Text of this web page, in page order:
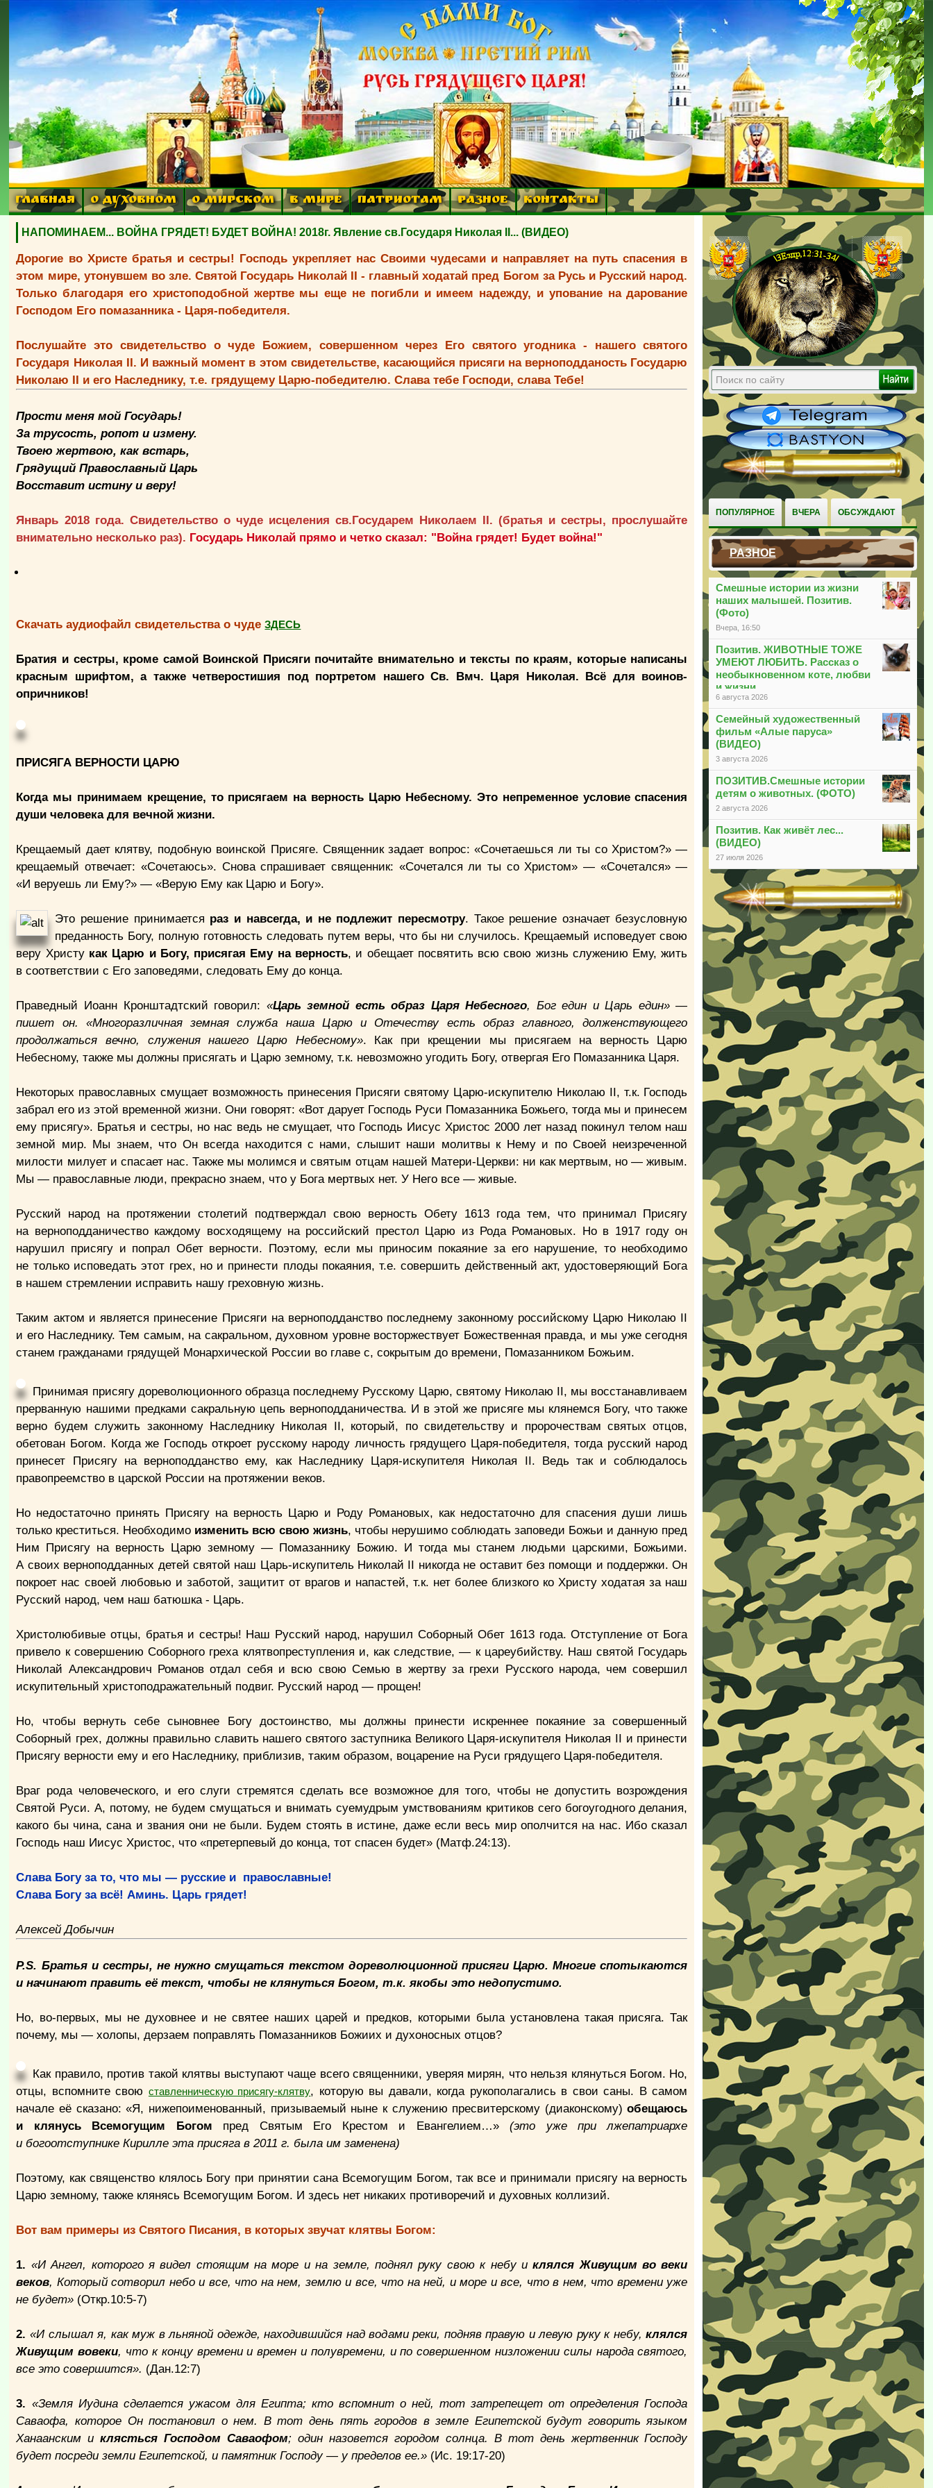
ГЛАВНАЯ О ДУХОВНОМ О МИРСКОМ В МИРЕ ПАТРИОТАМ РАЗНОЕ КОНТАКТЫ
ПОПУЛЯРНОЕ ВЧЕРА ОБСУЖДАЮТ
РАЗНОЕ
Смешные истории из жизни
наших малышей. Позитив.
(Фото)
Вчера, 16:50
Позитив. ЖИВОТНЫЕ ТОЖЕ
УМЕЮТ ЛЮБИТЬ. Рассказ о
необыкновенном коте, любви
и жизни
6 августа 2026
Семейный художественный
фильм «Алые паруса»
(ВИДЕО)
3 августа 2026
ПОЗИТИВ.Смешные истории
детям о животных. (ФОТО)
2 августа 2026
Позитив. Как живёт лес...
(ВИДЕО)
27 июля 2026
НАПОМИНАЕМ... ВОЙНА ГРЯДЕТ! БУДЕТ ВОЙНА! 2018г. Явление св.Государя Николая II... (ВИДЕО)
Дорогие во Христе братья и сестры! Господь укрепляет нас Своими чудесами и направляет на путь спасения в
этом мире, утонувшем во зле. Святой Государь Николай II - главный ходатай пред Богом за Русь и Русский народ.
Только благодаря его христоподобной жертве мы еще не погибли и имеем надежду, и упование на дарование
Господом Его помазанника - Царя-победителя.
Послушайте это свидетельство о чуде Божием, совершенном через Его святого угодника - нашего святого
Государя Николая II. И важный момент в этом свидетельстве, касающийся присяги на верноподданость Государю
Николаю II и его Наследнику, т.е. грядущему Царю-победителю. Слава тебе Господи, слава Тебе!
Прости меня мой Государь!
За трусость, ропот и измену.
Твоею жертвою, как встарь,
Грядущий Православный Царь
Восставит истину и веру!
Январь 2018 года. Свидетельство о чуде исцеления св.Государем Николаем II. (братья и сестры, прослушайте
внимательно несколько раз). Государь Николай прямо и четко сказал: "Война грядет! Будет война!"
Скачать аудиофайл свидетельства о чуде ЗДЕСЬ
Братия и сестры, кроме самой Воинской Присяги почитайте внимательно и тексты по краям, которые написаны
красным шрифтом, а также четверостишия под портретом нашего Св. Вмч. Царя Николая. Всё для воинов-
опричников!
ПРИСЯГА ВЕРНОСТИ ЦАРЮ
Когда мы принимаем крещение, то присягаем на верность Царю Небесному. Это непременное условие спасения
души человека для вечной жизни.
Крещаемый дает клятву, подобную воинской Присяге. Священник задает вопрос: «Сочетаешься ли ты со Христом?» —
крещаемый отвечает: «Сочетаюсь». Снова спрашивает священник: «Сочетался ли ты со Христом» — «Сочетался» —
«И веруешь ли Ему?» — «Верую Ему как Царю и Богу».
Это решение принимается раз и навсегда, и не подлежит пересмотру. Такое решение означает безусловную
преданность Богу, полную готовность следовать путем веры, что бы ни случилось. Крещаемый исповедует свою
веру Христу как Царю и Богу, присягая Ему на верность, и обещает посвятить всю свою жизнь служению Ему, жить
в соответствии с Его заповедями, следовать Ему до конца.
Праведный Иоанн Кронштадтский говорил: «Царь земной есть образ Царя Небесного, Бог един и Царь един» —
пишет он. «Многоразличная земная служба наша Царю и Отечеству есть образ главного, долженствующего
продолжаться вечно, служения нашего Царю Небесному». Как при крещении мы присягаем на верность Царю
Небесному, также мы должны присягать и Царю земному, т.к. невозможно угодить Богу, отвергая Его Помазанника Царя.
Некоторых православных смущает возможность принесения Присяги святому Царю-искупителю Николаю II, т.к. Господь
забрал его из этой временной жизни. Они говорят: «Вот дарует Господь Руси Помазанника Божьего, тогда мы и принесем
ему присягу». Братья и сестры, но нас ведь не смущает, что Господь Иисус Христос 2000 лет назад покинул телом наш
земной мир. Мы знаем, что Он всегда находится с нами, слышит наши молитвы к Нему и по Своей неизреченной
милости милует и спасает нас. Также мы молимся и святым отцам нашей Матери-Церкви: ни как мертвым, но — живым.
Мы — православные люди, прекрасно знаем, что у Бога мертвых нет. У Него все — живые.
Русский народ на протяжении столетий подтверждал свою верность Обету 1613 года тем, что принимал Присягу
на верноподданичество каждому восходящему на российский престол Царю из Рода Романовых. Но в 1917 году он
нарушил присягу и попрал Обет верности. Поэтому, если мы приносим покаяние за его нарушение, то необходимо
не только исповедать этот грех, но и принести плоды покаяния, т.е. совершить действенный акт, удостоверяющий Бога
в нашем стремлении исправить нашу греховную жизнь.
Таким актом и является принесение Присяги на верноподданство последнему законному российскому Царю Николаю II
и его Наследнику. Тем самым, на сакральном, духовном уровне восторжествует Божественная правда, и мы уже сегодня
станем гражданами грядущей Монархической России во главе с, сокрытым до времени, Помазанником Божьим.
Принимая присягу дореволюционного образца последнему Русскому Царю, святому Николаю II, мы восстанавливаем
прерванную нашими предками сакральную цепь верноподданичества. И в этой же присяге мы клянемся Богу, что также
верно будем служить законному Наследнику Николая II, который, по свидетельству и пророчествам святых отцов,
обетован Богом. Когда же Господь откроет русскому народу личность грядущего Царя-победителя, тогда русский народ
принесет Присягу на верноподданство ему, как Наследнику Царя-искупителя Николая II. Ведь так и соблюдалось
правопреемство в царской России на протяжении веков.
Но недостаточно принять Присягу на верность Царю и Роду Романовых, как недостаточно для спасения души лишь
только креститься. Необходимо изменить всю свою жизнь, чтобы нерушимо соблюдать заповеди Божьи и данную пред
Ним Присягу на верность Царю земному — Помазаннику Божию. И тогда мы станем людьми царскими, Божьими.
А своих верноподданных детей святой наш Царь-искупитель Николай II никогда не оставит без помощи и поддержки. Он
покроет нас своей любовью и заботой, защитит от врагов и напастей, т.к. нет более близкого ко Христу ходатая за наш
Русский народ, чем наш батюшка - Царь.
Христолюбивые отцы, братья и сестры! Наш Русский народ, нарушил Соборный Обет 1613 года. Отступление от Бога
привело к совершению Соборного греха клятвопреступления и, как следствие, — к цареубийству. Наш святой Государь
Николай Александрович Романов отдал себя и всю свою Семью в жертву за грехи Русского народа, чем совершил
искупительный христоподражательный подвиг. Русский народ — прощен!
Но, чтобы вернуть себе сыновнее Богу достоинство, мы должны принести искреннее покаяние за совершенный
Соборный грех, должны правильно славить нашего святого заступника Великого Царя-искупителя Николая II и принести
Присягу верности ему и его Наследнику, приблизив, таким образом, воцарение на Руси грядущего Царя-победителя.
Враг рода человеческого, и его слуги стремятся сделать все возможное для того, чтобы не допустить возрождения
Святой Руси. А, потому, не будем смущаться и внимать суемудрым умствованиям критиков сего богоугодного делания,
какого бы чина, сана и звания они не были. Будем стоять в истине, даже если весь мир ополчится на нас. Ибо сказал
Господь наш Иисус Христос, что «претерпевый до конца, тот спасен будет» (Матф.24:13).
Слава Богу за то, что мы — русские и православные!
Слава Богу за всё! Аминь. Царь грядет!
Алексей Добычин
P.S. Братья и сестры, не нужно смущаться текстом дореволюционной присяги Царю. Многие спотыкаются
и начинают править её текст, чтобы не клянуться Богом, т.к. якобы это недопустимо.
Но, во-первых, мы не духовнее и не святее наших царей и предков, которыми была установлена такая присяга. Так
почему, мы — холопы, дерзаем поправлять Помазанников Божиих и духоносных отцов?
Как правило, против такой клятвы выступают чаще всего священники, уверяя мирян, что нельзя клянуться Богом. Но,
отцы, вспомните свою ставленническую присягу-клятву, которую вы давали, когда рукополагались в свои саны. В самом
начале её сказано: «Я, нижепоименованный, призываемый ныне к служению пресвитерскому (диаконскому)обещаюсь
и клянусь Всемогущим Богом пред Святым Его Крестом и Евангелием…»(это уже при лжепатриархе
и богоотступнике Кирилле эта присягав 2011 г. была им заменена)
Поэтому, как священство клялось Богу при принятии сана Всемогущим Богом, так все и принимали присягу на верность
Царю земному, также клянясь Всемогущим Богом. И здесь нет никаких противоречий и духовных коллизий.
Вот вам примеры из Святого Писания, в которых звучат клятвы Богом:
1. «И Ангел, которого я видел стоящим на море и на земле, поднял руку свою к небу иклялся Живущим во веки
веков, Который сотворил небо и все, что на нем, землю и все, что на ней, и море и все, что в нем, что времени уже
не будет» (Откр.10:5-7)
2. «И слышал я, как муж в льняной одежде, находившийся над водами реки, подняв правую и левую руку к небу,клялся
Живущим вовеки, что к концу времени и времен и полувремени, и по совершенном низложении силы народа святого,
все это совершится». (Дан.12:7)
3. «Земля Иудина сделается ужасом для Египта; кто вспомнит о ней, тот затрепещет от определения Господа
Саваофа, которое Он постановил о нем. В тот день пять городов в земле Египетской будут говорить языком
Ханаанским иклясться Господом Саваофом; один назовется городом солнца. В тот день жертвенник Господу
будет посреди земли Египетской, и памятник Господу — у пределов ее.» (Ис. 19:17-20)